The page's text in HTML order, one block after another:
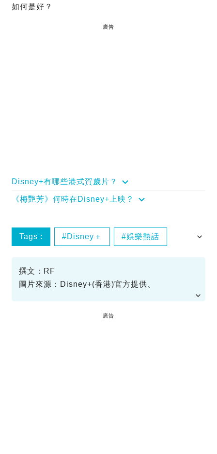
如何是好？
廣告
Disney+有哪些港式賀歲片？
《梅艷芳》何時在Disney+上映？
Tags : Disney＋ 娛樂熱話
撰文：RF
圖片來源：Disney+(香港)官方提供、
廣告